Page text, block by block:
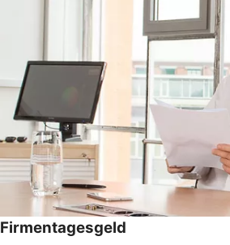
Firmentagesgeld